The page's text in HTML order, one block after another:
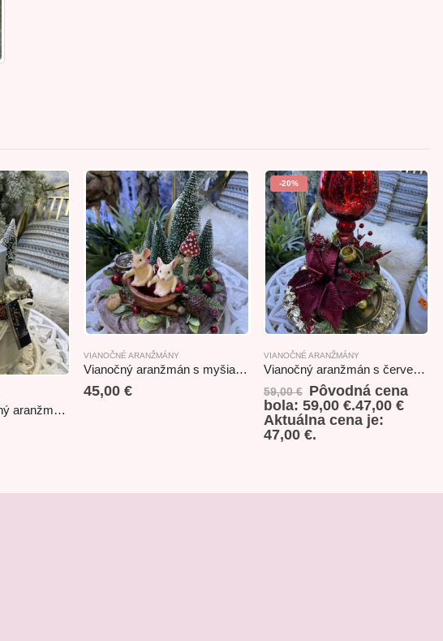
Vianočný strieborný aranžmán s vtáčikom v boxe18x40cm
VIANOČNÉ ARANŽMÁNY
Vianočný aranžmán s myšiakmi 28x28cm
45,00€
-20%
VIANOČNÉ ARANŽMÁNY
Vianočný aranžmán s červeným svietníkom 35x39cm
59,00€ Pôvodná cena
bola: 59,00 €.47,00 €
Aktuálna cena je:
47,00 €.